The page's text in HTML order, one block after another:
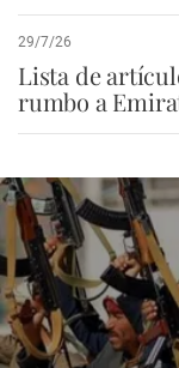
29/7/26
Lista de
rumbo a